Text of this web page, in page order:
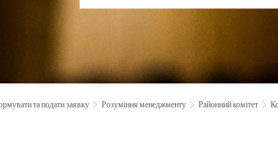
та подати заявку Розуміння менеджменту Районний комітет